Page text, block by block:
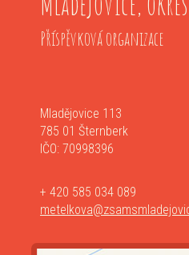
Příspěvková organizace
Mladějovice 113
785 01 Šternberk
IČO: 70998396
+ 420 585 034 089